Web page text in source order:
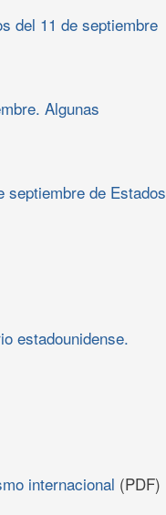
del 11 de septiembre
Algunas
de Estados
estadounidense.
internacional (PDF)